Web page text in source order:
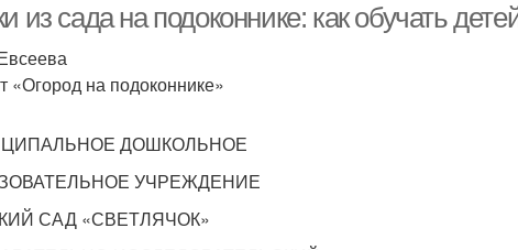
из сада на подоконнике: как обучать
«Огород на подоконнике»
ДОШКОЛЬНОЕ
УЧРЕЖДЕНИЕ
САД «СВЕТЛЯЧОК»